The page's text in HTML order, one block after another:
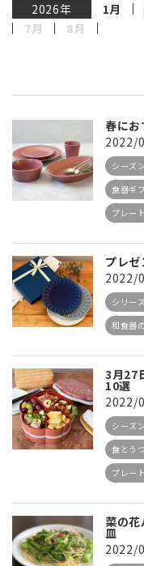
2026年
1月
7月
8月
春にお
2022/
シーズ
食器ギ
プレー
プレ
2022/
シリー
和食器
3月27
10選
2022/
シーズ
食とう
プレー
菜の花
皿
2022/